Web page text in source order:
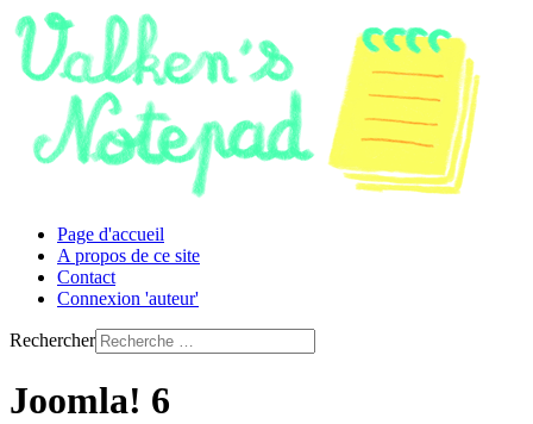
Page d'accueil
A propos de ce site
Contact
Connexion 'auteur'
Rechercher
Joomla! 6